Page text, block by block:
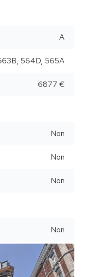
A
564D, 565A
6877 €
Non
Non
Non
Non